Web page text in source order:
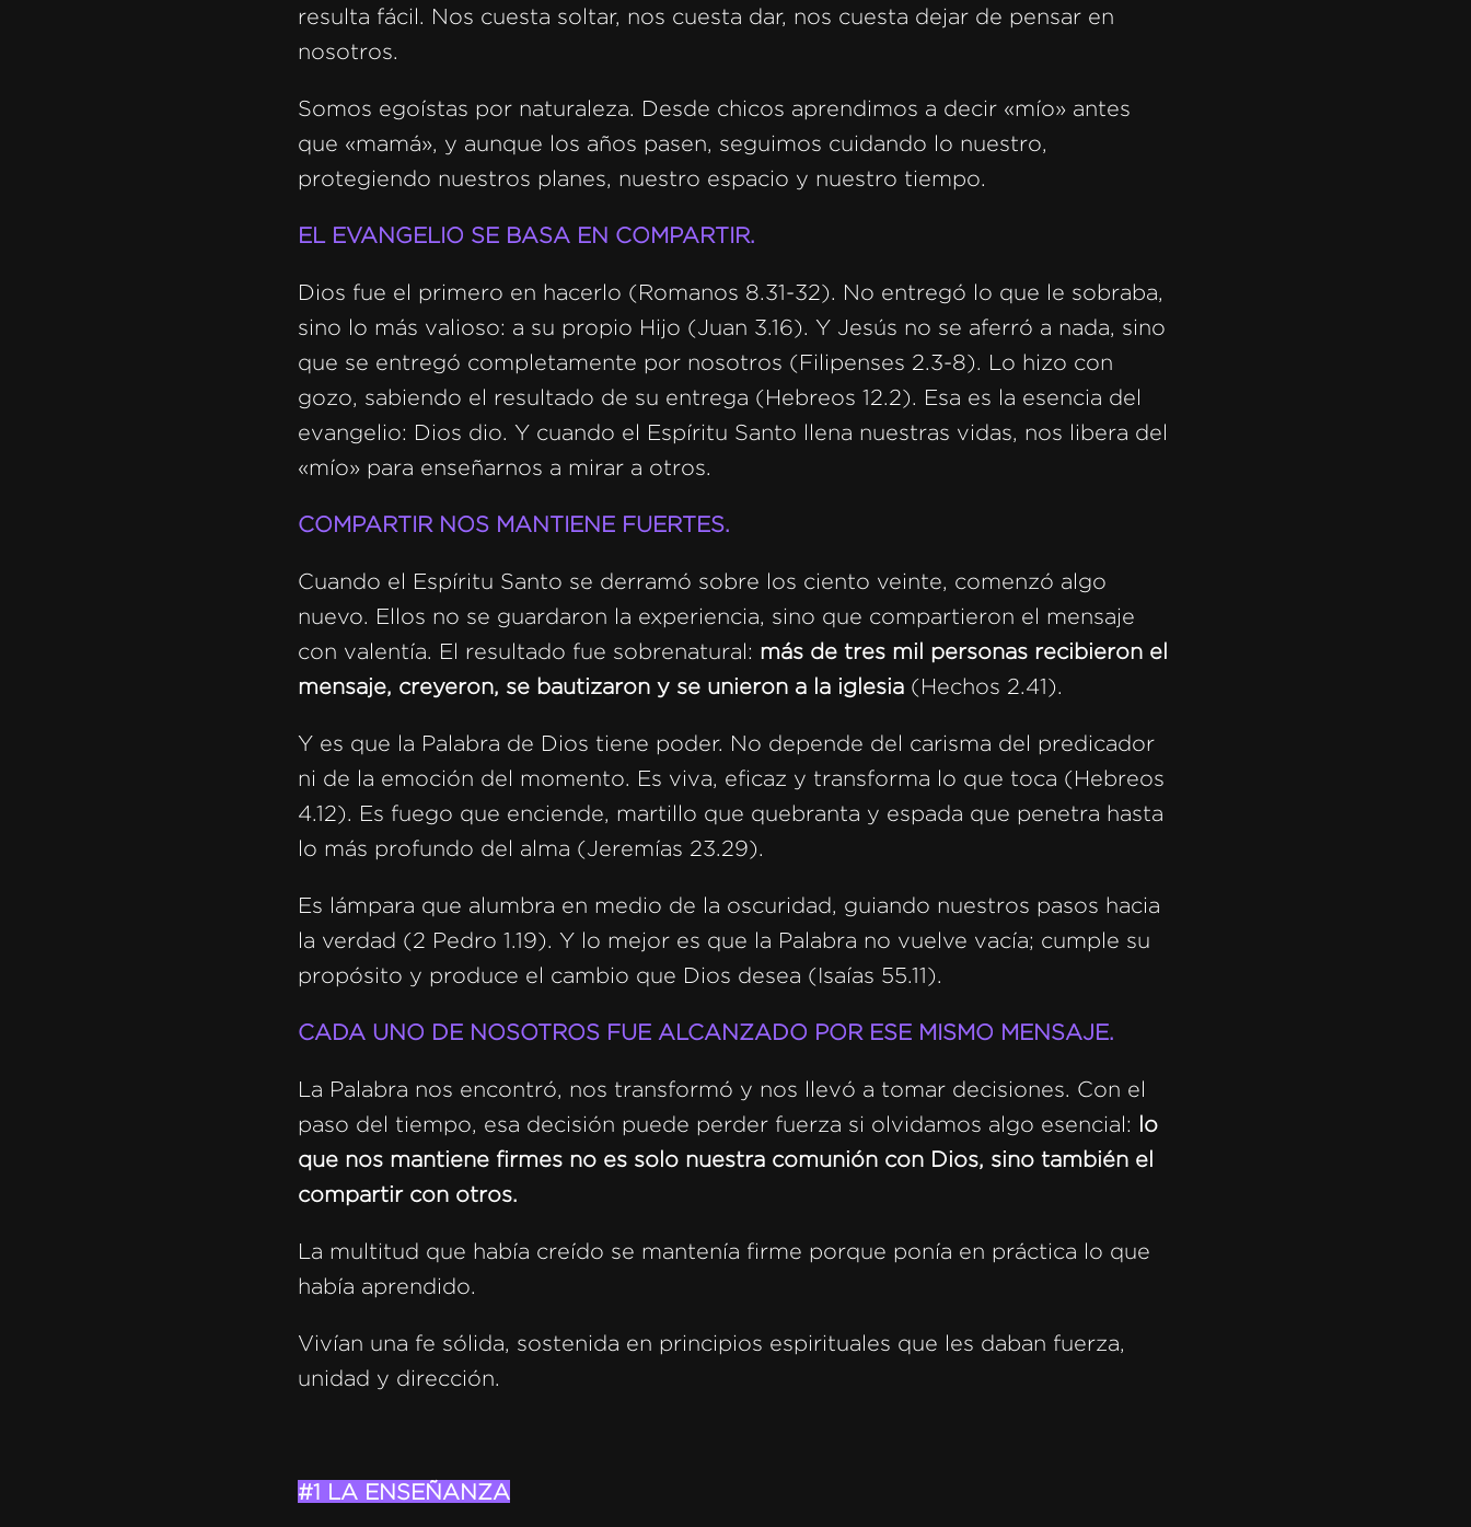
resulta fácil. Nos cuesta soltar, nos cuesta dar, nos cuesta dejar de pensar en
nosotros.
Somos egoístas por naturaleza. Desde chicos aprendimos a decir «mío» antes
que «mamá», y aunque los años pasen, seguimos cuidando lo nuestro,
protegiendo nuestros planes, nuestro espacio y nuestro tiempo.
EL EVANGELIO SE BASA EN COMPARTIR.
Dios fue el primero en hacerlo (Romanos 8.31-32). No entregó lo que le sobraba,
sino lo más valioso: a su propio Hijo (Juan 3.16). Y Jesús no se aferró a nada, sino
que se entregó completamente por nosotros (Filipenses 2.3-8). Lo hizo con
gozo, sabiendo el resultado de su entrega (Hebreos 12.2). Esa es la esencia del
evangelio: Dios dio. Y cuando el Espíritu Santo llena nuestras vidas, nos libera del
«mío» para enseñarnos a mirar a otros.
COMPARTIR NOS MANTIENE FUERTES.
Cuando el Espíritu Santo se derramó sobre los ciento veinte, comenzó algo
nuevo. Ellos no se guardaron la experiencia, sino que compartieron el mensaje
con valentía. El resultado fue sobrenatural: más de tres mil personas recibieron el
mensaje, creyeron, se bautizaron y se unieron a la iglesia (Hechos 2.41).
Y es que la Palabra de Dios tiene poder. No depende del carisma del predicador
ni de la emoción del momento. Es viva, eficaz y transforma lo que toca (Hebreos
4.12). Es fuego que enciende, martillo que quebranta y espada que penetra hasta
lo más profundo del alma (Jeremías 23.29).
Es lámpara que alumbra en medio de la oscuridad, guiando nuestros pasos hacia
la verdad (2 Pedro 1.19). Y lo mejor es que la Palabra no vuelve vacía; cumple su
propósito y produce el cambio que Dios desea (Isaías 55.11).
CADA UNO DE NOSOTROS FUE ALCANZADO POR ESE MISMO MENSAJE.
La Palabra nos encontró, nos transformó y nos llevó a tomar decisiones. Con el
paso del tiempo, esa decisión puede perder fuerza si olvidamos algo esencial: lo
que nos mantiene firmes no es solo nuestra comunión con Dios, sino también el
compartir con otros.
La multitud que había creído se mantenía firme porque ponía en práctica lo que
había aprendido.
Vivían una fe sólida, sostenida en principios espirituales que les daban fuerza,
unidad y dirección.
#1 LA ENSEÑANZA